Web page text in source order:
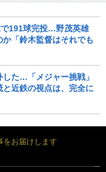
191球完投…野茂英雄
か「鈴木監督はそれでも
た…「メジャー挑戦」
近鉄の視点は、完全に
をお届けします